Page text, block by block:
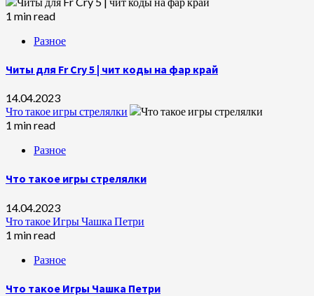
1 min read
Разное
Читы для Fr Cry 5 | чит коды на фар край
14.04.2023
Что такое игры стрелялки
1 min read
Разное
Что такое игры стрелялки
14.04.2023
Что такое Игры Чашка Петри
1 min read
Разное
Что такое Игры Чашка Петри